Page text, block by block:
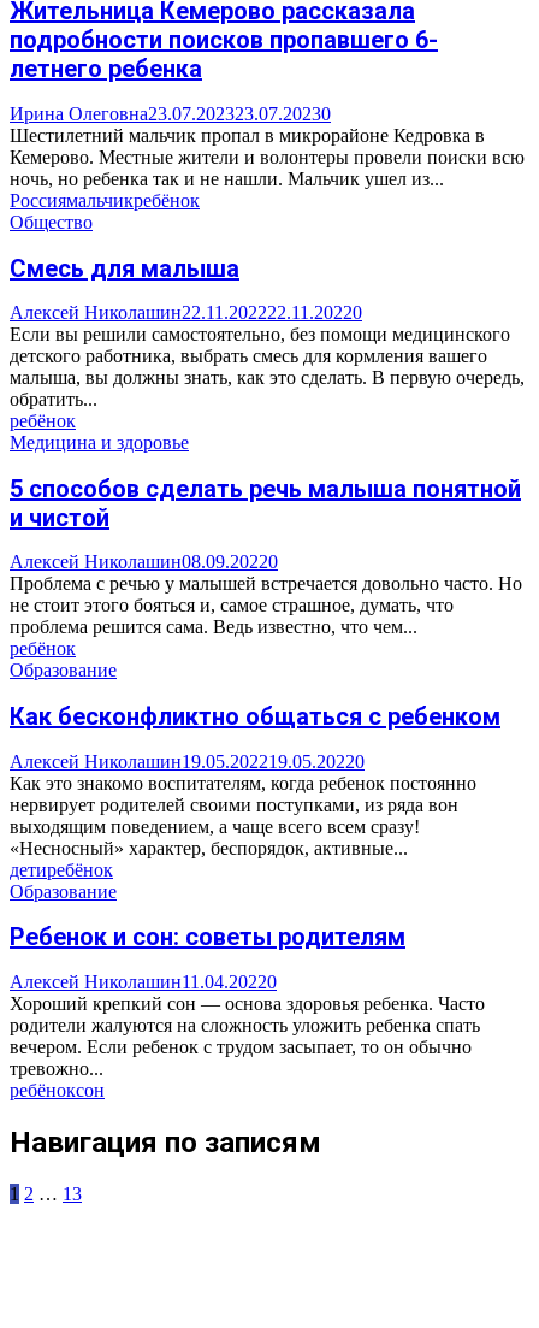
Жительница Кемерово рассказала
подробности поисков пропавшего 6-
летнего ребенка
Ирина Олеговна23.07.202323.07.20230
Шестилетний мальчик пропал в микрорайоне Кедровка в
Кемерово. Местные жители и волонтеры провели поиски всю
ночь, но ребенка так и не нашли. Мальчик ушел из...
Россиямальчикребёнок
Общество
Смесь для малыша
Алексей Николашин22.11.202222.11.20220
Если вы решили самостоятельно, без помощи медицинского
детского работника, выбрать смесь для кормления вашего
малыша, вы должны знать, как это сделать. В первую очередь,
обратить...
ребёнок
Медицина и здоровье
5 способов сделать речь малыша понятной
и чистой
Алексей Николашин08.09.20220
Проблема с речью у малышей встречается довольно часто. Но
не стоит этого бояться и, самое страшное, думать, что
проблема решится сама. Ведь известно, что чем...
ребёнок
Образование
Как бесконфликтно общаться с ребенком
Алексей Николашин19.05.202219.05.20220
Как это знакомо воспитателям, когда ребенок постоянно
нервирует родителей своими поступками, из ряда вон
выходящим поведением, а чаще всего всем сразу!
«Несносный» характер, беспорядок, активные...
детиребёнок
Образование
Ребенок и сон: советы родителям
Алексей Николашин11.04.20220
Хороший крепкий сон — основа здоровья ребенка. Часто
родители жалуются на сложность уложить ребенка спать
вечером. Если ребенок с трудом засыпает, то он обычно
тревожно...
ребёноксон
Навигация по записям
1 2 … 13